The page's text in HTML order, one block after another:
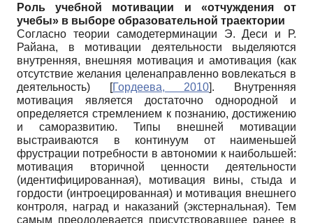
Роль учебной мотивации и «отчуждения от
учебы» в выборе образовательной траектории
Согласно теории самодетерминации Э. Деси и Р.
Райана, в мотивации деятельности выделяются
внутренняя, внешняя мотивация и амотивация (как
отсутствие желания целенаправленно вовлекаться в
деятельность)
[Гордеева, 2010]. Внутренняя
мотивация является достаточно однородной и
определяется стремлением к познанию, достижению
и саморазвитию. Типы внешней мотивации
выстраиваются в континуум от наименьшей
фрустрации потребности в автономии к наибольшей:
мотивация вторичной ценности деятельности
(идентифицированная), мотивация вины, стыда и
гордости (интроецированная) и мотивация внешнего
контроля, наград и наказаний (экстернальная). Тем
самым преодолевается присутствовавшее ранее в